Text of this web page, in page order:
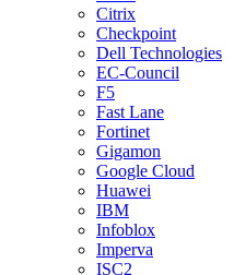
Citrix
Checkpoint
Dell Technologies
EC-Council
F5
Fast Lane
Fortinet
Gigamon
Google Cloud
Huawei
IBM
Infoblox
Imperva
ISC2